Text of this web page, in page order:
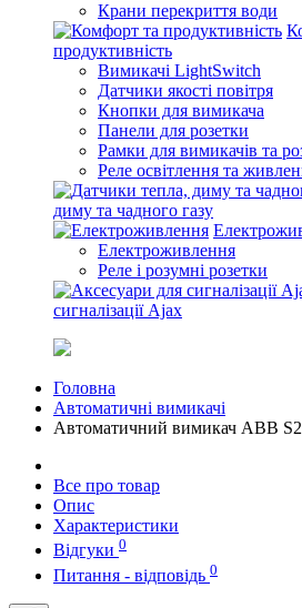
Крани перекриття води
продуктивність
Вимикачі LightSwitch
Датчики якості повітря
Кнопки для вимикача
Панели для розетки
Рамки для вимикачів та
Реле освітлення та
диму та чадного газу
Електроживлення
Реле і розумні розетки
сигналізації Ajax
Головна
Автоматичні вимикачі
Автоматичний вимикач ABB
Все про товар
Опис
Характеристики
Відгуки 0
Питання - відповідь 0